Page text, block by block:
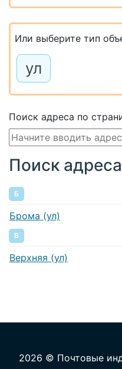
Или выберите тип
ул
Поиск адреса по
Поиск
Б
Брома (ул)
В
Верхняя (ул)
2026 © Почтовые